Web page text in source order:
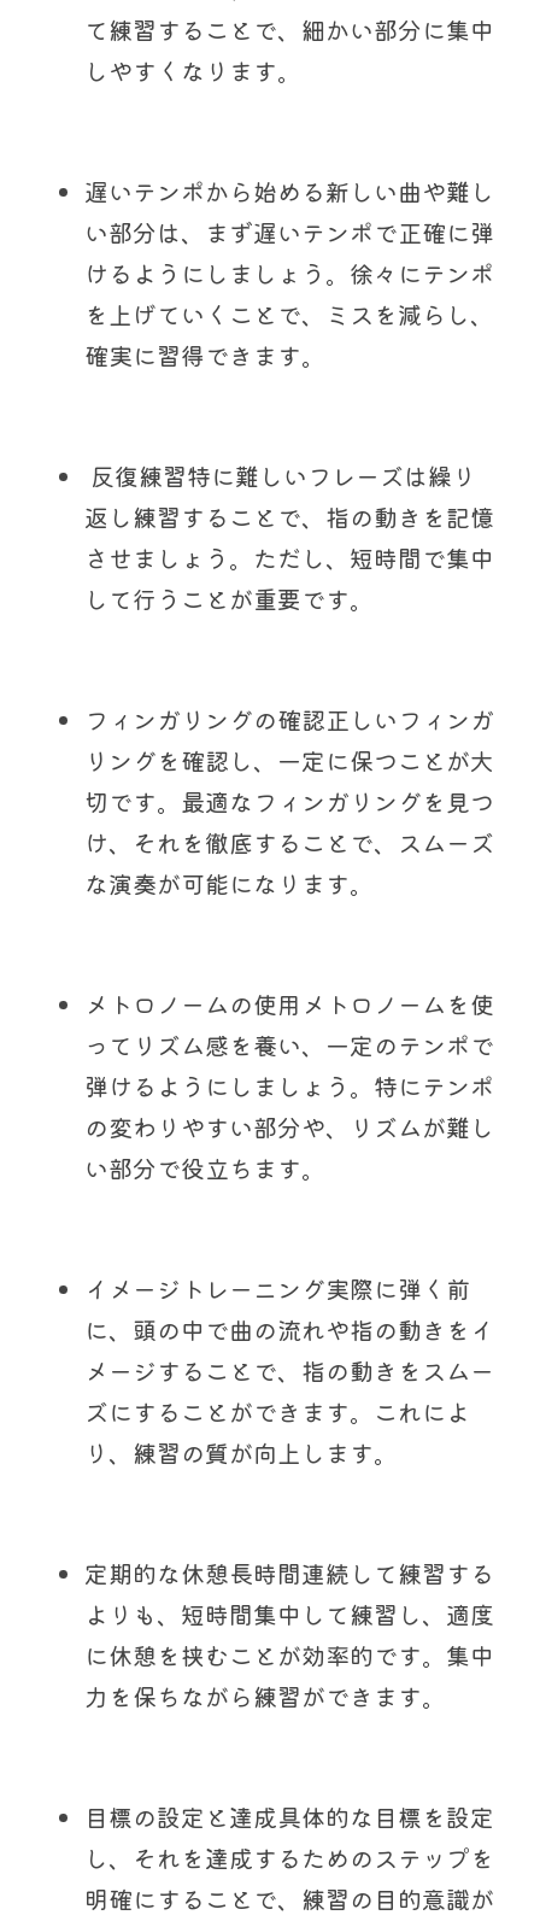
て練習することで、細かい部分に集中
しやすくなります。
遅いテンポから始める新しい曲や難し
い部分は、まず遅いテンポで正確に弾
けるようにしましょう。徐々にテンポ
を上げていくことで、ミスを減らし、
確実に習得できます。
反復練習特に難しいフレーズは繰り
返し練習することで、指の動きを記憶
させましょう。ただし、短時間で集中
して行うことが重要です。
フィンガリングの確認正しいフィンガ
リングを確認し、一定に保つことが大
切です。最適なフィンガリングを見つ
け、それを徹底することで、スムーズ
な演奏が可能になります。
メトロノームの使用メトロノームを使
ってリズム感を養い、一定のテンポで
弾けるようにしましょう。特にテンポ
の変わりやすい部分や、リズムが難し
い部分で役立ちます。
イメージトレーニング実際に弾く前
に、頭の中で曲の流れや指の動きをイ
メージすることで、指の動きをスムー
ズにすることができます。これによ
り、練習の質が向上します。
定期的な休憩長時間連続して練習する
よりも、短時間集中して練習し、適度
に休憩を挟むことが効率的です。集中
力を保ちながら練習ができます。
目標の設定と達成具体的な目標を設定
し、それを達成するためのステップを
明確にすることで、練習の目的意識が